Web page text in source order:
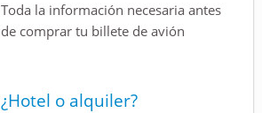
Toda la información necesaria antes
de comprar tu billete de avión
¿Hotel o alquiler?